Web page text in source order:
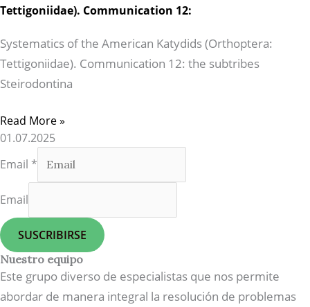
Tettigoniidae). Communication 12:
Systematics of the American Katydids (Orthoptera:
Tettigoniidae). Communication 12: the subtribes
Steirodontina
Read More »
01.07.2025
Email *
Email
SUSCRIBIRSE
Nuestro equipo
Este grupo diverso de especialistas que nos permite
abordar de manera integral la resolución de problemas